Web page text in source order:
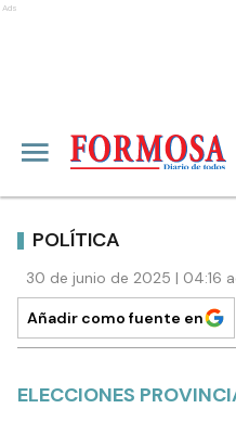
Ads
POLÍTICA
30 de junio de 2025 | 04:16
Añadir como fuente en
ELECCIONES